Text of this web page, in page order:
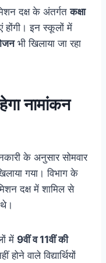
दक्ष के अंतर्गतकक्षा
होंगी। इन स्कूलों में
भी खिलाया जा रहा
नामांकन
के अनुसार सोमवार
गया। विभाग के
दक्ष में शामिल से
में 9वीं व 11वीं की
वाले विद्यार्थियों